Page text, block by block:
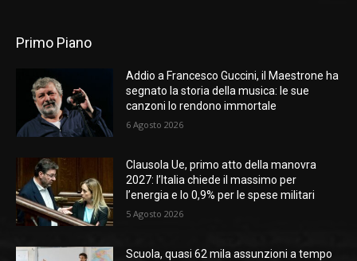
Primo Piano
Addio a Francesco Guccini, il Maestrone ha
segnato la storia della musica: le sue
canzoni lo rendono immortale
6 Agosto 2026
Clausola Ue, primo atto della manovra
2027: l’Italia chiede il massimo per
l’energia e lo 0,9% per le spese militari
5 Agosto 2026
Scuola, quasi 62 mila assunzioni a tempo